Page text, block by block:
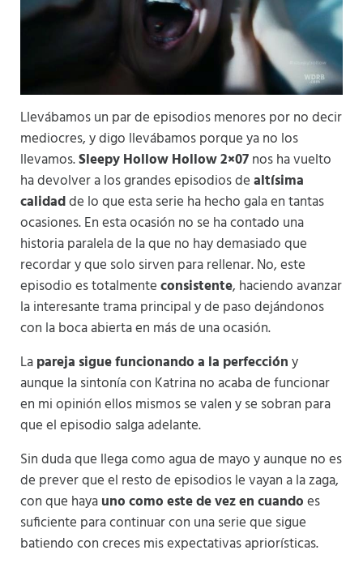
Llevábamos un par de episodios menores por no decir
mediocres, y digo llevábamos porque ya no los
llevamos.Sleepy Hollow Hollow 2×07nos ha vuelto
ha devolver a los grandes episodios dealtísima
calidadde lo que esta serie ha hecho gala en tantas
ocasiones. En esta ocasión no se ha contado una
historia paralela de la que no hay demasiado que
recordar y que solo sirven para rellenar. No, este
episodio es totalmenteconsistente, haciendo avanzar
la interesante trama principal y de paso dejándonos
con la boca abierta en más de una ocasión.
Lapareja sigue funcionando a la perfeccióny
aunque la sintonía con Katrina no acaba de funcionar
en mi opinión ellos mismos se valen y se sobran para
que el episodio salga adelante.
Sin duda que llega como agua de mayo y aunque no es
de prever que el resto de episodios le vayan a la zaga,
con que hayauno como este de vez en cuandoes
suficiente para continuar con una serie que sigue
batiendo con creces mis expectativas apriorísticas.